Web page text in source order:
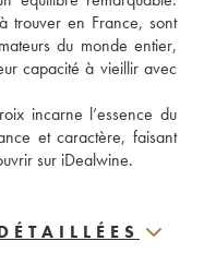
trouver en France, sont
du monde entier,
capacité à vieillir avec
incarne l’essence du
et caractère, faisant
sur iDealwine.